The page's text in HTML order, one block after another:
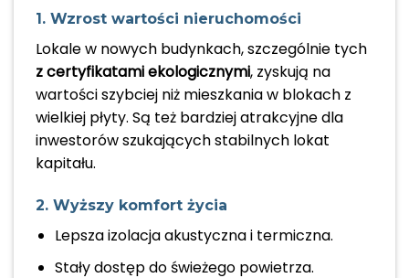
1. Wzrost wartości nieruchomości
Lokale w nowych budynkach, szczególnie tych
z certyfikatami ekologicznymi, zyskują na
wartości szybciej niż mieszkania w blokach z
wielkiej płyty. Są też bardziej atrakcyjne dla
inwestorów szukających stabilnych lokat
kapitału.
2. Wyższy komfort życia
Lepsza izolacja akustyczna i termiczna.
Stały dostęp do świeżego powietrza.